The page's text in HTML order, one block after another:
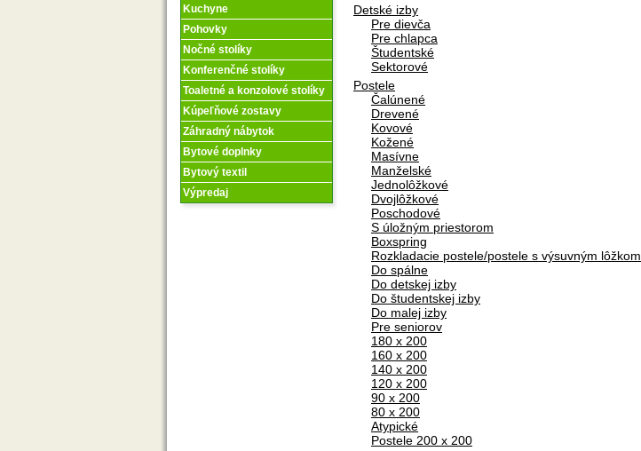
Kuchyne
Pohovky
Nočné stolíky
Konferenčné stolíky
Toaletné a konzolové stolíky
Kúpeľňové zostavy
Záhradný nábytok
Bytové doplnky
Bytový textil
Výpredaj
Detské izby
Pre dievča
Pre chlapca
Študentské
Sektorové
Postele
Čalúnené
Drevené
Kovové
Kožené
Masívne
Manželské
Jednolôžkové
Dvojlôžkové
Poschodové
S úložným priestorom
Boxspring
Rozkladacie postele/postele s výsuvným lôžkom
Do spálne
Do detskej izby
Do študentskej izby
Do malej izby
Pre seniorov
180 x 200
160 x 200
140 x 200
120 x 200
90 x 200
80 x 200
Atypické
Postele 200 x 200